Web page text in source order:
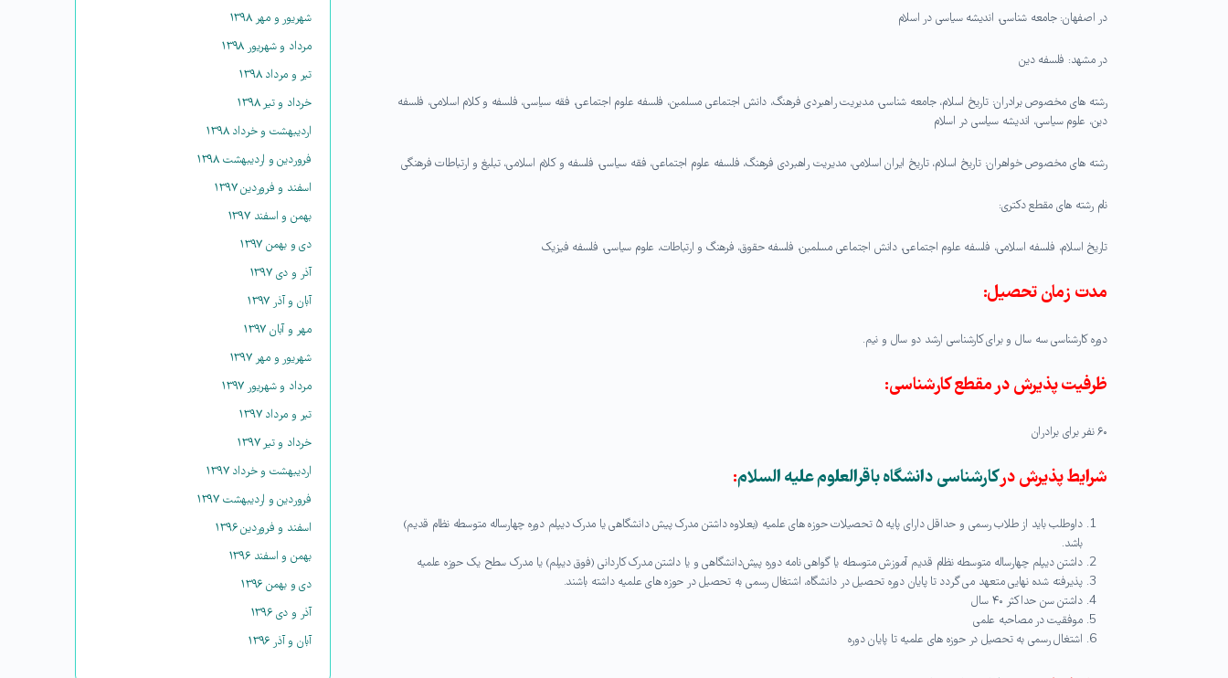
در اصفهان: جامعه شناسی، اندیشه سیاسی در اسلام
در مشهد: فلسفه دین
رشته های مخصوص برادران: تاریخ اسلام، جامعه شناسی، مدیریت راهبردی فرهنگ، دانش اجتماعی مسلمین، فلسفه علوم اجتماعی، فقه سیاسی، فلسفه و کلام اسلامی، فلسفه
دین، علوم سیاسی، اندیشه سیاسی در اسلام
رشته های مخصوص خواهران: تاریخ اسلام، تاریخ ایران اسلامی، مدیریت راهبردی فرهنگ، فلسفه علوم اجتماعی، فقه سیاسی، فلسفه و کلام اسلامی، تبلیغ و ارتباطات فرهنگی
نام رشته های مقطع دکتری:
تاریخ اسلام، فلسفه اسلامی، فلسفه علوم اجتماعی، دانش اجتماعی مسلمین، فلسفه حقوق، فرهنگ و ارتباطات، علوم سیاسی، فلسفه فیزیک
مدت زمان تحصیل:
دوره کارشناسی سه سال و برای کارشناسی ارشد دو سال و نیم.
ظرفیت پذیرش در مقطع کارشناسی:
۶۰ نفر برای برادران
شرایط پذیرش درکارشناسیدانشگاه باقرالعلوم علیه السلام:
داوطلب باید از طلاب رسمی و حداقل دارای پایه ۵ تحصیلات حوزه های علمیه (بعلاوه داشتن مدرک پیش دانشگاهی یا مدرک دیپلم دوره چهارساله متوسطه نظام قدیم)
باشد.
داشتن دیپلم چهارساله متوسطه نظام قدیم آموزش متوسطه یا گواهی نامه دوره پیش‌دانشگاهی و یا داشتن مدرک کاردانی (فوق دیپلم) یا مدرک سطح یک حوزه علمیه
پذیرفته شده نهایی متعهد می گردد تا پایان دوره تحصیل در دانشگاه، اشتغال رسمی به تحصیل در حوزه های علمیه داشته باشند.
داشتن سن حداکثر ۴۰ سال
موفقیت در مصاحبه علمی
اشتغال رسمی به تحصیل در حوزه های علمیه تا پایان دوره
شهریور و مهر ۱۳۹۸
مرداد و شهریور ۱۳۹۸
تیر و مرداد ۱۳۹۸
خرداد و تیر ۱۳۹۸
اردیبهشت و خرداد ۱۳۹۸
فروردین و اردیبهشت ۱۳۹۸
اسفند و فروردین ۱۳۹۷
بهمن و اسفند ۱۳۹۷
دی و بهمن ۱۳۹۷
آذر و دی ۱۳۹۷
آبان و آذر ۱۳۹۷
مهر و آبان ۱۳۹۷
شهریور و مهر ۱۳۹۷
مرداد و شهریور ۱۳۹۷
تیر و مرداد ۱۳۹۷
خرداد و تیر ۱۳۹۷
اردیبهشت و خرداد ۱۳۹۷
فروردین و اردیبهشت ۱۳۹۷
اسفند و فروردین ۱۳۹۶
بهمن و اسفند ۱۳۹۶
دی و بهمن ۱۳۹۶
آذر و دی ۱۳۹۶
آبان و آذر ۱۳۹۶